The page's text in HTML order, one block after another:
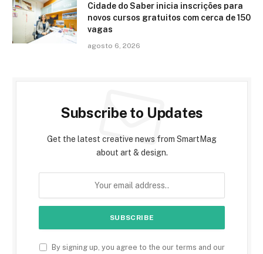
Cidade do Saber inicia inscrições para
novos cursos gratuitos com cerca de 150
vagas
agosto 6, 2026
Subscribe to Updates
Get the latest creative news from SmartMag
about art & design.
By signing up, you agree to the our terms and our